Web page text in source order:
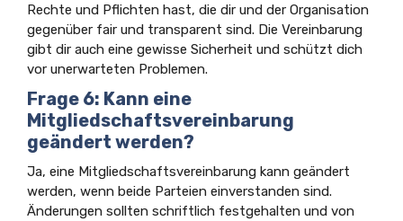
Rechte und Pflichten hast, die dir und der Organisation
gegenüber fair und transparent sind. Die Vereinbarung
gibt dir auch eine gewisse Sicherheit und schützt dich
vor unerwarteten Problemen.
Frage 6: Kann eine
Mitgliedschaftsvereinbarung
geändert werden?
Ja, eine Mitgliedschaftsvereinbarung kann geändert
werden, wenn beide Parteien einverstanden sind.
Änderungen sollten schriftlich festgehalten und von